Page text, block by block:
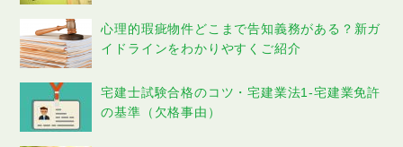
心理的瑕疵物件どこまで告知義務がある？新ガ
イドラインをわかりやすくご紹介
宅建士試験合格のコツ・宅建業法1-宅建業免許
の基準（欠格事由）